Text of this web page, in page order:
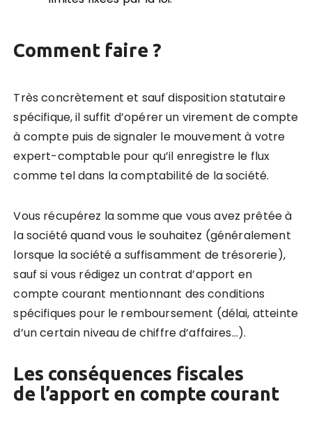
Comment faire ?
Très concrètement et sauf disposition statutaire
spécifique, il suffit d’opérer un virement de compte
à compte puis de signaler le mouvement à votre
expert-comptable pour qu’il enregistre le flux
comme tel dans la comptabilité de la société.
Vous récupérez la somme que vous avez prêtée à
la société quand vous le souhaitez (généralement
lorsque la société a suffisamment de trésorerie),
sauf si vous rédigez un contrat d’apport en
compte courant mentionnant des conditions
spécifiques pour le remboursement (délai, atteinte
d’un certain niveau de chiffre d’affaires…).
Les conséquences fiscales
de l’apport en compte courant